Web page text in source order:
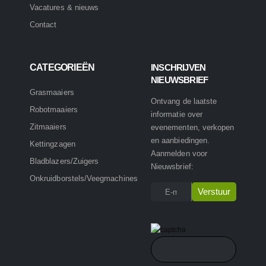
Vacatures & nieuws
Contact
CATEGORIEËN
Grasmaaiers
Robotmaaiers
Zitmaaiers
Kettingzagen
Bladblazers/Zuigers
Onkruidborstels/Veegmachines
INSCHRIJVEN
NIEUWSBRIEF
Ontvang de laatste
informatie over
evenementen, verkopen
en aanbiedingen.
Aanmelden voor
Nieuwsbrief: